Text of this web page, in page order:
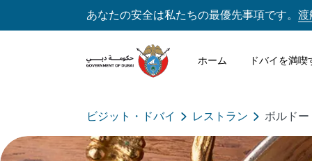
あなたの安全は私たちの最優先事項です。
ホーム ドバイを満喫
ビジット・ドバイ レストラン ボルド